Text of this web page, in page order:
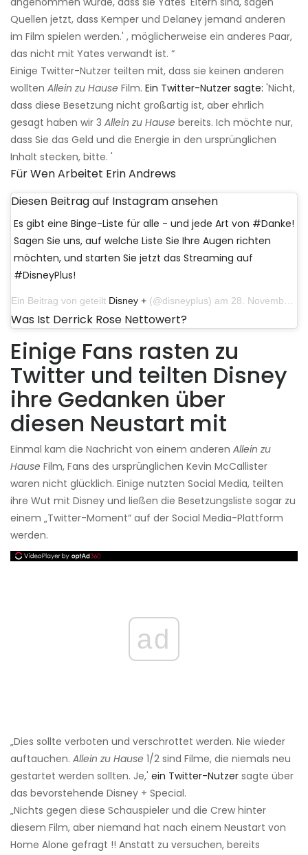
Quellen jetzt, dass Kemper und Delaney jemand anderen
im Film spielen werden.' , möglicherweise ein anderes Paar,
das nicht mit Yates verwandt ist. “
Einige Twitter-Nutzer teilten mit, dass sie keinen anderen
wollten Allein zu Hause Film. Ein Twitter-Nutzer sagte: 'Nicht,
dass diese Besetzung nicht großartig ist, aber ehrlich
gesagt haben wir 3 Allein zu Hause bereits. Ich möchte nur,
dass Sie das Geld und die Energie in den ursprünglichen
Inhalt stecken, bitte. '
Für Wen Arbeitet Erin Andrews
Diesen Beitrag auf Instagram ansehen
Es gibt eine Binge-Liste für alle - und jede Art von #Danke!
Sagen Sie uns, auf welche Liste Sie Ihre Augen richten
möchten, und starten Sie jetzt das Streaming auf
#DisneyPlus!
Ein Beitrag von geteilt Disney + (@disneyplus) am 28. November 2019 um 9:28 Uhr PST
Was Ist Derrick Rose Nettowert?
Einige Fans rasten zu
Twitter und teilten Disney
ihre Gedanken über
diesen Neustart mit
Einmal kam die Nachricht von einem anderen Allein zu
Hause Film, Fans des ursprünglichen Kevin McCallister
waren nicht glücklich. Einige nutzten Social Media, teilten
ihre Wut mit Disney und ließen die Besetzungsliste sogar zu
einem „Twitter-Moment“ auf der Social Media-Plattform
werden.
ad
„Dies sollte verboten und verschrottet werden. Nie wieder
auftauchen. Allein zu Hause 1/2 sind Filme, die niemals neu
gestartet werden sollten. Je,' ein Twitter-Nutzer sagte über
das bevorstehende Disney + Special.
„Nichts gegen diese Schauspieler und die Crew hinter
diesem Film, aber niemand hat nach einem Neustart von
Home Alone gefragt !! Anstatt zu versuchen, bereits